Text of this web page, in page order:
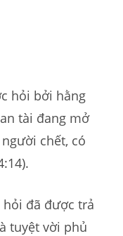
hỏi bởi hằng
tài đang mở
chết, có
hỏi đã được trả
tuyệt vời phủ